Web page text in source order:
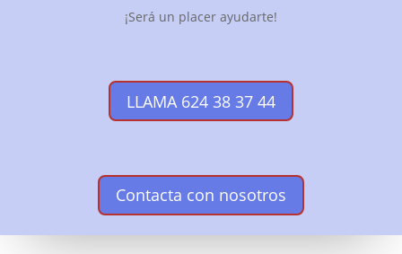
¡Será un placer ayudarte!
LLAMA 624 38 37 44
Contacta con nosotros